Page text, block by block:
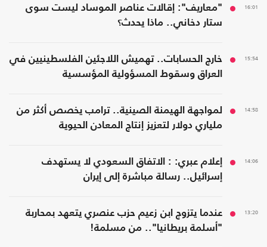
16:01
"معاريف": إقالات عناصر الموساد ليست سوى
ستار دخاني.. ماذا يحدث؟
15:54
خارج الحسابات.. تهميش اللاجئين الفلسطينيين في
العراق وسقوط المسؤولية المؤسسية
14:58
لمواجهة الهيمنة الصينية.. ترامب يخصص أكثر من
ملياري دولار لتعزيز إنتاج المعادن الحيوية
14:06
إعلام عبري: : الاتفاق السعودي لا يستهدف
إسرائيل.. رسالة مباشرة إلى إيران
13:20
عندما يتزوج ابن زعيم حزب عنصري يتعهد بمحاربة
"أسلمة بريطانيا".. من مسلمة!